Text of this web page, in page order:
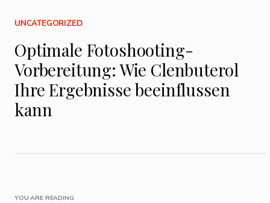
UNCATEGORIZED
Optimale Fotoshooting-
Vorbereitung: Wie Clenbuterol
Ihre Ergebnisse beeinflussen
kann
YOU ARE READING